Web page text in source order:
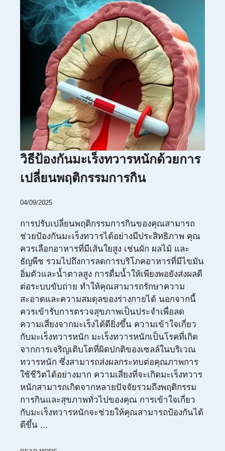
วิธีป้องกันมะเร็งทวารหนักด้วยการ
เปลี่ยนพฤติกรรมการกิน
04/09/2025
การปรับเปลี่ยนพฤติกรรมการกินของคุณสามารถ
ช่วยป้องกันมะเร็งทวารได้อย่างมีประสิทธิภาพ คุณ
ควรเลือกอาหารที่มีเส้นใยสูง เช่นผัก ผลไม้ และ
ธัญพืช รวมไปถึงการลดการบริโภคอาหารที่มีไขมัน
อิ่มตัวและน้ำตาลสูง การดื่มน้ำให้เพียงพอยังส่งผลดี
ต่อระบบขับถ่าย ทำให้คุณสามารถรักษาความ
สะอาดและความสมดุลของร่างกายได้ นอกจากนี้
ควรเข้ารับการตรวจสุขภาพเป็นประจำเพื่อลด
ความเสี่ยงจากมะเร็งได้ดียิ่งขึ้น ความเข้าใจเกี่ยว
กับมะเร็งทวารหนัก มะเร็งทวารหนักเป็นโรคที่เกิด
จากการเจริญเติบโตที่ผิดปกติของเซลล์ในบริเวณ
ทวารหนัก ซึ่งสามารถส่งผลกระทบต่อคุณภาพการ
ใช้ชีวิตได้อย่างมาก ความเสี่ยงที่จะเกิดมะเร็งทวาร
หนักสามารถเกิดจากหลายปัจจัยรวมถึงพฤติกรรม
การกินและสุขภาพทั่วไปของคุณ การเข้าใจเกี่ยว
กับมะเร็งทวารหนักจะช่วยให้คุณสามารถป้องกันได้
ดีขึ้น ...